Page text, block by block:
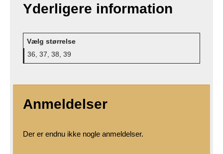
Yderligere information
Vælg størrelse
36, 37, 38, 39
Anmeldelser
Der er endnu ikke nogle anmeldelser.